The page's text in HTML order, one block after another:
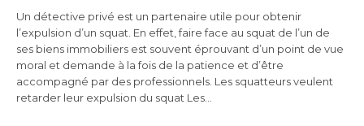
Un détective privé est un partenaire utile pour obtenir
l’expulsion d’un squat. En effet, faire face au squat de l’un de
ses biens immobiliers est souvent éprouvant d’un point de vue
moral et demande à la fois de la patience et d’être
accompagné par des professionnels. Les squatteurs veulent
retarder leur expulsion du squat Les…